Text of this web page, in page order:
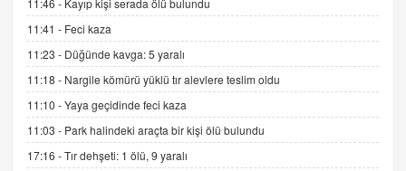
Gerçek Ne, Algı Ne? "Beraber Yürüyoruz"
Cümlesinin Peşinden
19.07.2025 12:45
GÖNÜL MENEKŞE
Şifacının Yolu
04.11.2025 12:56
11:41 - Feci kaza
11:23 - Düğünde kavga: 5 yaralı
11:18 - Nargile kömürü yüklü tır alevlere teslim oldu
11:10 -Yaya geçidinde feci kaza
11:03 - Park halindeki araçta bir kişi ölü bulundu
17:16 -Tır dehşeti: 1 ölü, 9 yaralı